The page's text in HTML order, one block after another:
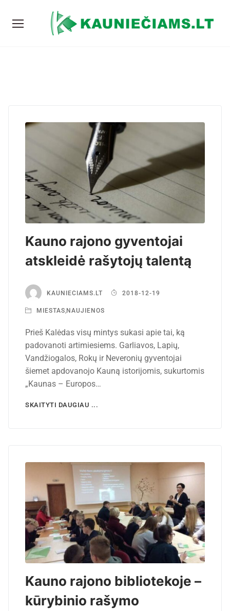
Kauno rajono gyventojai
atskleidė rašytojų talentą
KAUNIECIAMS.LT 2018-12-19
MIESTAS,NAUJIENOS
Prieš Kalėdas visų mintys sukasi apie tai, ką
padovanoti artimiesiems. Garliavos, Lapių,
Vandžiogalos, Rokų ir Neveronių gyventojai
šiemet apdovanojo Kauną istorijomis, sukurtomis
„Kaunas – Europos…
SKAITYTI DAUGIAU ...
Kauno rajono bibliotekoje –
kūrybinio rašymo